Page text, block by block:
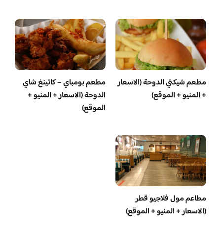
مطعم شيكتي الدوحة (الاسعار
+ المنيو + الموقع)
مطعم بومباي – كاتينغ شاي
الدوحة (الاسعار + المنيو +
الموقع)
مطاعم مول فلاجيو قطر
(الاسعار + المنيو + الموقع)